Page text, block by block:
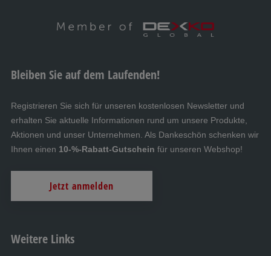
Weitere Links
Bleiben Sie auf dem Laufenden!
Registrieren Sie sich für unseren kostenlosen Newsletter und
erhalten Sie aktuelle Informationen rund um unsere Produkte,
Aktionen und unser Unternehmen. Als Dankeschön schenken wir
Ihnen einen 10-%-Rabatt-Gutschein für unseren Webshop!
Jetzt anmelden